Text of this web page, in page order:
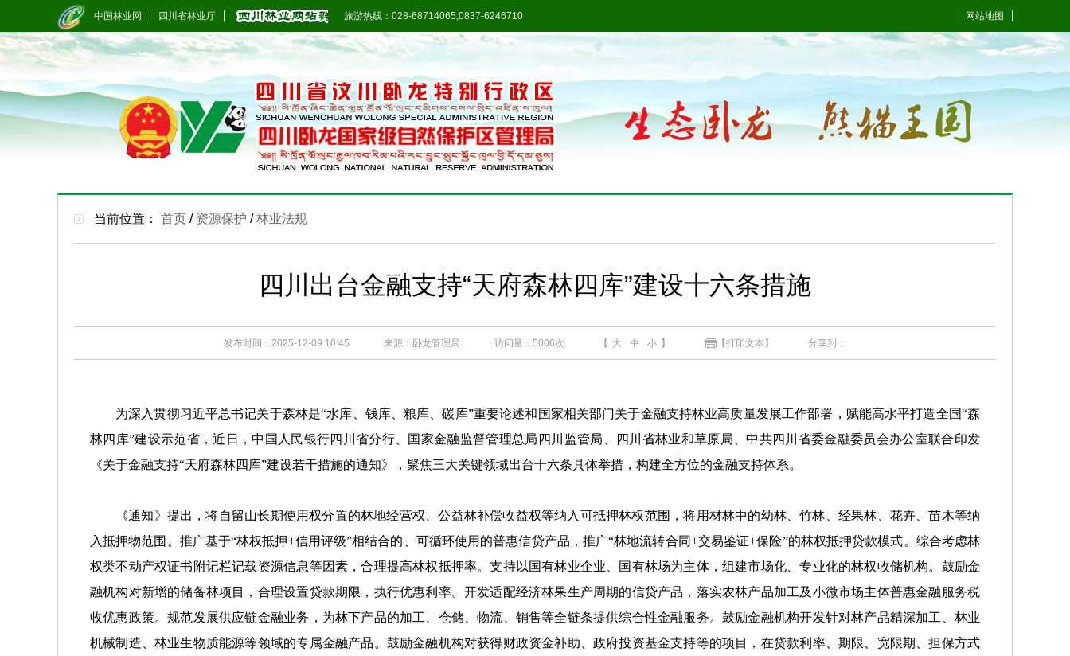
中国林业网 四川省林业厅 旅游热线：028-68714065,0837-6246710 网站地图
当前位置： 首页 / 资源保护 /林业法规
四川出台金融支持“天府森林四库”建设十六条措施
发布时间：2025-12-09 10:45 来源：卧龙管理局 访问量： 5006次 【 大 中 小 】 【打印文本】 分享到：
为深入贯彻习近平总书记关于森林是“水库、钱库、粮库、碳库”重要论述和国家相关部门关于金融支持林业高质量发展工作部署，赋能高水平打造全国“森
林四库”建设示范省，近日，中国人民银行四川省分行、国家金融监督管理总局四川监管局、四川省林业和草原局、中共四川省委金融委员会办公室联合印发
《关于金融支持“天府森林四库”建设若干措施的通知》，聚焦三大关键领域出台十六条具体举措，构建全方位的金融支持体系。
《通知》提出，将自留山长期使用权分置的林地经营权、公益林补偿收益权等纳入可抵押林权范围，将用材林中的幼林、竹林、经果林、花卉、苗木等纳
入抵押物范围。推广基于“林权抵押+信用评级”相结合的、可循环使用的普惠信贷产品，推广“林地流转合同+交易鉴证+保险”的林权抵押贷款模式。综合考虑林
权类不动产权证书附记栏记载资源信息等因素，合理提高林权抵押率。支持以国有林业企业、国有林场为主体，组建市场化、专业化的林权收储机构。鼓励金
融机构对新增的储备林项目，合理设置贷款期限，执行优惠利率。开发适配经济林果生产周期的信贷产品，落实农林产品加工及小微市场主体普惠金融服务税
收优惠政策。规范发展供应链金融业务，为林下产品的加工、仓储、物流、销售等全链条提供综合性金融服务。鼓励金融机构开发针对林产品精深加工、林业
机械制造、林业生物质能源等领域的专属金融产品。鼓励金融机构对获得财政资金补助、政府投资基金支持等的项目，在贷款利率、期限、宽限期、担保方式